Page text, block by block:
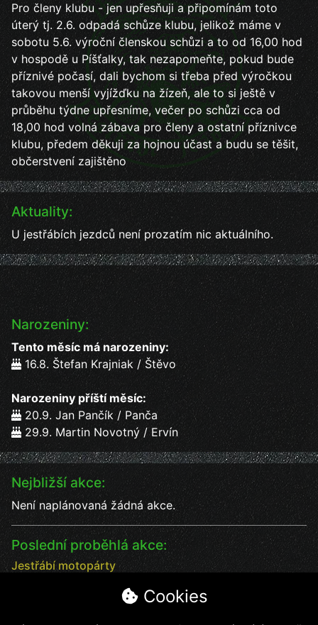
Aktuality:
U jestřábích jezdců není prozatím nic aktuálního.
Pro členy klubu - jen upřesňuji a připomínám toto
úterý tj. 2.6. odpadá schůze klubu, jelikož máme v
sobotu 5.6. výroční členskou schůzi a to od 16,00 hod
v hospodě u Píšťalky, tak nezapomeňte, pokud bude
příznivé počasí, dali bychom si třeba před výročkou
takovou menší vyjížďku na žízeň, ale to si ještě v
průběhu týdne upřesníme, večer po schůzi cca od
18,00 hod volná zábava pro členy a ostatní příznivce
klubu, předem děkuji za hojnou účast a budu se těšit,
občerstvení zajištěno
Narozeniny:
Tento měsíc má narozeniny:
16.8. Štefan Krajniak / Štěvo
Narozeniny příští měsíc:
20.9. Jan Pančík / Panča
29.9. Martin Novotný / Ervín
Nejbližší akce:
Není naplánovaná žádná akce.
Poslední proběhlá akce:
Jestřábí motopárty
Jestřábí motopárty od 18 - 20.7. vystoupení kapel
Čas:
Cookies